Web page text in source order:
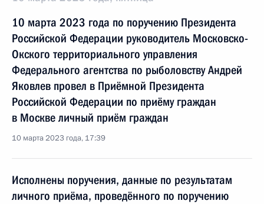
10 марта 2023 года по поручению Президента
Российской Федерации руководитель Московско-
Окского территориального управления
Федерального агентства по рыболовству Андрей
Яковлев провел в Приёмной Президента
Российской Федерации по приёму граждан
в Москве личный приём граждан
10 марта 2023 года, 17:39
Исполнены поручения, данные по результатам
личного приёма, проведённого по поручению